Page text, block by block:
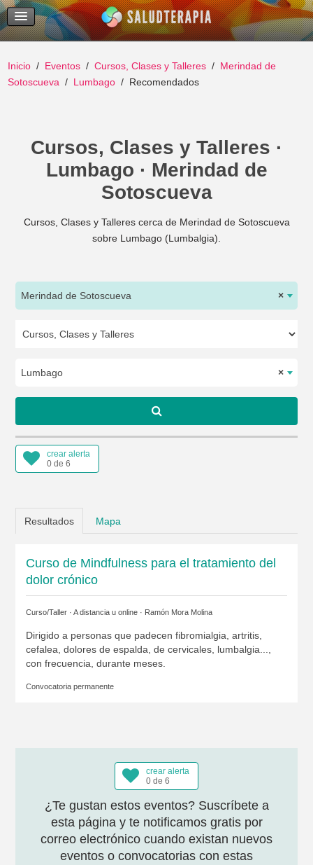
Temas Recientes
Buscar
Inicio Eventos Cursos, Clases y Talleres
Merindad de
Sotoscueva
Lumbago Recomendados
Cursos, Clases y Talleres ·
Lumbago · Merindad de
Sotoscueva
Cursos, Clases y Talleres cerca de Merindad de Sotoscueva
sobre Lumbago (Lumbalgia).
×
Merindad de Sotoscueva
×
Lumbago
crear alerta
0 de 6
Resultados Mapa
Curso de Mindfulness para el tratamiento del
dolor crónico
Curso/Taller · A distancia u online · Ramón Mora Molina
Dirigido a personas que padecen fibromialgia, artritis,
cefalea, dolores de espalda, de cervicales, lumbalgia...,
con frecuencia, durante meses.
Convocatoria permanente
crear alerta
0 de 6
¿Te gustan estos eventos? Suscríbete a
esta página y te notificamos gratis por
correo electrónico cuando existan nuevos
eventos o convocatorias con estas